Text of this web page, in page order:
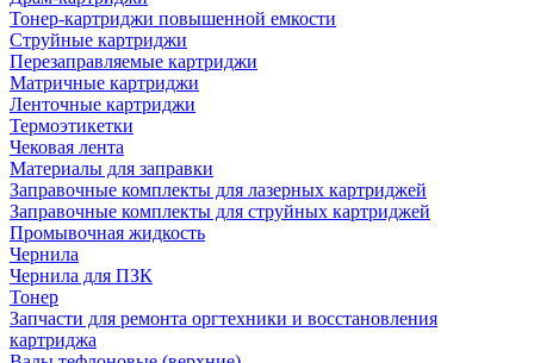
Тонер-картриджи повышенной емкости
Струйные картриджи
Перезаправляемые картриджи
Матричные картриджи
Ленточные картриджи
Термоэтикетки
Чековая лента
Материалы для заправки
Заправочные комплекты для лазерных картриджей
Заправочные комплекты для струйных картриджей
Промывочная жидкость
Чернила
Чернила для ПЗК
Тонер
Запчасти для ремонта оргтехники и восстановления
картриджа